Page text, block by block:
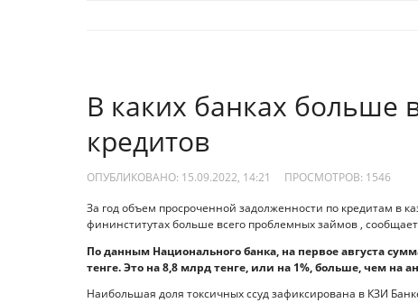
В каких банках больше
кредитов
ОПУБЛИКОВАНО: 15.09.2022, 14:21 ПРОСМОТРОВ: 1546
За год объем просроченной задолженности по кредитам в
фининститутах больше всего проблемных займов ,
По данным Национального банка, на первое августа
тенге. Это на 8,8 млрд тенге, или на 1%, больше, чем на
Наибольшая доля токсичных ссуд зафиксирована в КЗИ